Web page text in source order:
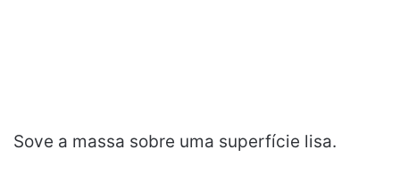
Sove a massa sobre uma superfície lisa.